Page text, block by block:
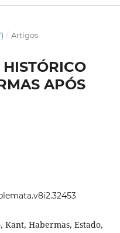
/ Artigos
APÓS
Kant, Habermas, Estado,